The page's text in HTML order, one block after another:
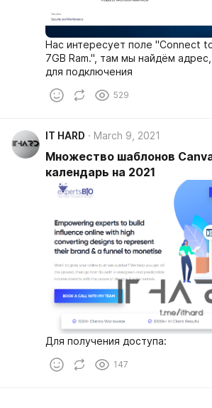
Нас интересует поле "Connect
7GB Ram.", там мы найдём
для подключения
529
IT HARD March 9, 2021
Множество шаблонов
календарь на 2021
Для получения доступа:
147